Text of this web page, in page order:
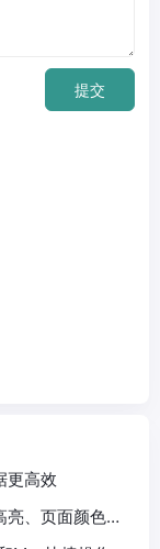
提交
更高效
、页面颜色这